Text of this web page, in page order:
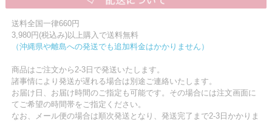
送料全国一律660円
3,980円(税込み)以上購入で送料無料
（沖縄県や離島への発送でも追加料金はかかりません）
商品はご注文から2-3日で発送いたします。
諸事情により発送が遅れる場合は別途ご連絡いたします。
お届け日、お届け時間のご指定も可能です。その場合には注文画面に
てご希望の時間帯をご指定ください。
なお、メール便の場合は順次発送となり、発送完了まで2-3日かかりま